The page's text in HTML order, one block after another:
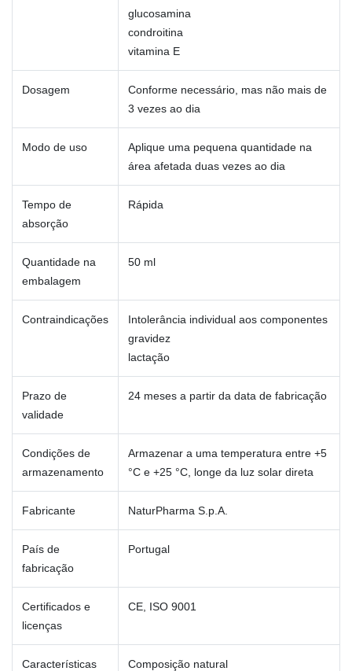
glucosamina
condroitina
vitamina E
Dosagem
Conforme necessário, mas não mais de
3 vezes ao dia
Modo de uso
Aplique uma pequena quantidade na
área afetada duas vezes ao dia
Tempo de
absorção
Rápida
Quantidade na
embalagem
50 ml
Contraindicações
Intolerância individual aos componentes
gravidez
lactação
Prazo de
validade
24 meses a partir da data de fabricação
Condições de
armazenamento
Armazenar a uma temperatura entre +5
°C e +25 °C, longe da luz solar direta
Fabricante NaturPharma S.p.A.
País de
fabricação
Portugal
Certificados e
licenças
CE, ISO 9001
Características
Composição natural